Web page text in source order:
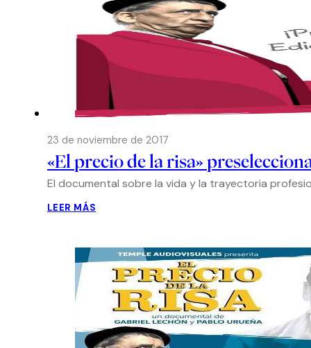
23 de noviembre de 2017
«El precio de la risa»
El documental sobre la vida y la trayectoria
LEER MÁS